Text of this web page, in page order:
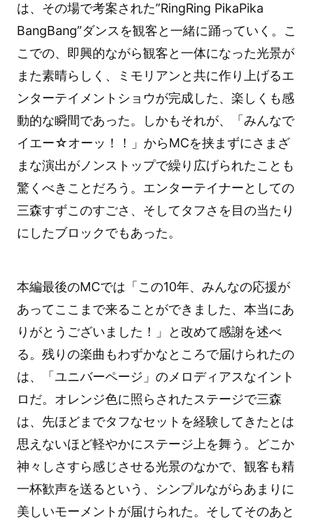
は、その場で考案された”RingRing PikaPika
BangBang”ダンスを観客と一緒に踊っていく。こ
こでの、即興的ながら観客と一体になった光景が
また素晴らしく、ミモリアンと共に作り上げるエ
ンターテイメントショウが完成した、楽しくも感
動的な瞬間であった。しかもそれが、「みんなで
イエー☆オーッ！！」からMCを挟まずにさまざ
まな演出がノンストップで繰り広げられたことも
驚くべきことだろう。エンターテイナーとしての
三森すずこのすごさ、そしてタフさを目の当たり
にしたブロックでもあった。
本編最後のMCでは「この10年、みんなの応援が
あってここまで来ることができました、本当にあ
りがとうございました！」と改めて感謝を述べ
る。残りの楽曲もわずかなところで届けられたの
は、「ユニバーページ」のメロディアスなイント
ロだ。オレンジ色に照らされたステージで三森
は、先ほどまでタフなセットを経験してきたとは
思えないほど軽やかにステージ上を舞う。どこか
神々しさすら感じさせる光景のなかで、観客も精
一杯歓声を送るという、シンプルながらあまりに
美しいモーメントが届けられた。そしてそのあと